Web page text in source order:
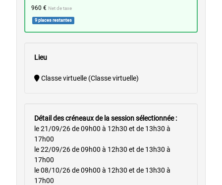
960 € Net de taxe
9 places restantes
Lieu
Classe virtuelle (Classe virtuelle)
Détail des créneaux de la session sélectionnée :
le 21/09/26 de 09h00 à 12h30 et de 13h30 à
17h00
le 22/09/26 de 09h00 à 12h30 et de 13h30 à
17h00
le 08/10/26 de 09h00 à 12h30 et de 13h30 à
17h00